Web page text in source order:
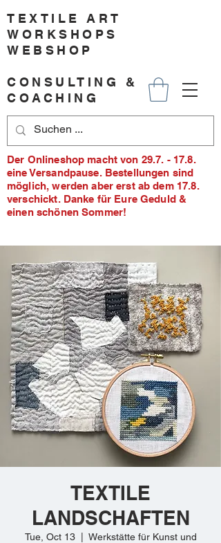
TEXTILE ART
WORKSHOPS
WEBSHOP
CONSULTING &
COACHING
Der Onlineshop macht von 29.7. - 17.8.
eine Versandpause. Bestellungen sind
möglich, werden aber erst ab dem 17.8.
verschickt. Danke für Eure Geduld &
einen schönen Sommer!
TEXTILE
LANDSCHAFTEN
Tue, Oct 13
  |
Werkstätte für Kunst und